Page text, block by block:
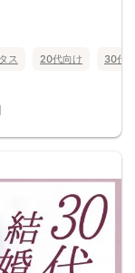
ス 20代向け 30代